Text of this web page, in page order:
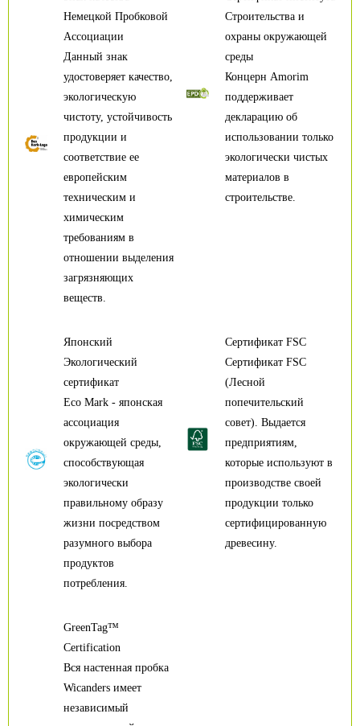
Немецкой Пробковой
Ассоциации
Данный знак
удостоверяет качество,
экологическую
чистоту, устойчивость
продукции и
соответствие ее
европейским
техническим и
химическим
требованиям в
отношении выделения
загрязняющих
веществ.
Строительства и
охраны окружающей
среды
Концерн Amorim
поддерживает
декларацию об
использовании только
экологически чистых
материалов в
строительстве.
Сертификат FSC
Сертификат FSC
(Лесной
попечительский
совет). Выдается
предприятиям,
которые используют в
производстве своей
продукции только
сертифицированную
древесину.
Японский
Экологический
сертификат
Eco Mark - японская
ассоциация
окружающей среды,
способствующая
экологически
правильному образу
жизни посредством
разумного выбора
продуктов
потребления.
GreenTag™
Certification
Вся настенная пробка
Wicanders имеет
независимый